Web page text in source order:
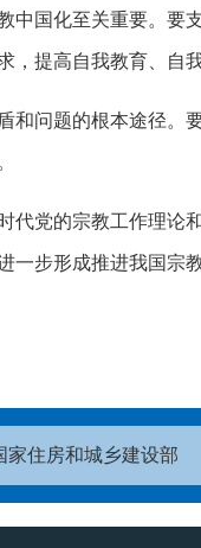
国化至关重要。要
提高自我教育、自
和问题的根本途径。
代党的宗教工作理论
步形成推进我国宗
家住房和城乡建设部